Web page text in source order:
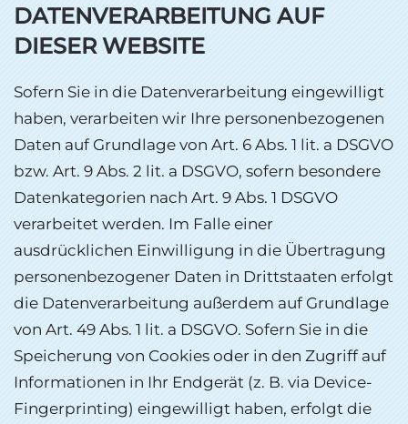
DATENVERARBEITUNG AUF
DIESER WEBSITE
Sofern Sie in die Datenverarbeitung eingewilligt
haben, verarbeiten wir Ihre personenbezogenen
Daten auf Grundlage von Art. 6 Abs. 1 lit. a DSGVO
bzw. Art. 9 Abs. 2 lit. a DSGVO, sofern besondere
Datenkategorien nach Art. 9 Abs. 1 DSGVO
verarbeitet werden. Im Falle einer
ausdrücklichen Einwilligung in die Übertragung
personenbezogener Daten in Drittstaaten erfolgt
die Datenverarbeitung außerdem auf Grundlage
von Art. 49 Abs. 1 lit. a DSGVO. Sofern Sie in die
Speicherung von Cookies oder in den Zugriff auf
Informationen in Ihr Endgerät (z. B. via Device-
Fingerprinting) eingewilligt haben, erfolgt die